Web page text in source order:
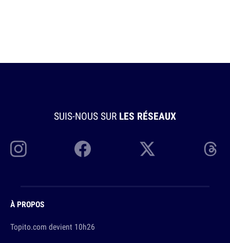
SUIS-NOUS SUR LES RÉSEAUX
À PROPOS
Topito.com devient 10h26